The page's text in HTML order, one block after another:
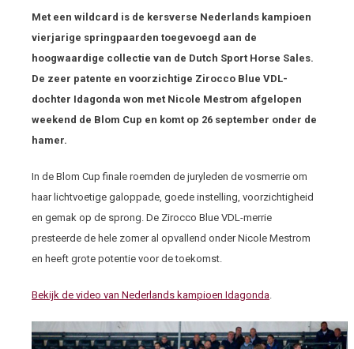
Met een wildcard is de kersverse Nederlands kampioen
vierjarige springpaarden toegevoegd aan de
hoogwaardige collectie van de Dutch Sport Horse Sales.
De zeer patente en voorzichtige Zirocco Blue VDL-
dochter Idagonda won met Nicole Mestrom afgelopen
weekend de Blom Cup en komt op 26 september onder de
hamer.
In de Blom Cup finale roemden de juryleden de vosmerrie om
haar lichtvoetige galoppade, goede instelling, voorzichtigheid
en gemak op de sprong. De Zirocco Blue VDL-merrie
presteerde de hele zomer al opvallend onder Nicole Mestrom
en heeft grote potentie voor de toekomst.
Bekijk de video van Nederlands kampioen Idagonda.